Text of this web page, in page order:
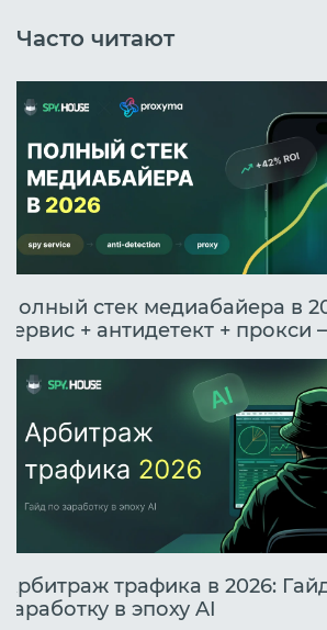
Часто читают
Полный стек медиабайера в
сервис + антидетект + прокси
подружить инструменты
Арбитраж трафика в 2026:
заработку в эпоху AI